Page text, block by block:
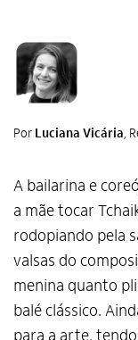
Por Luciana Vicária,
A bailarina e
a mãe tocar
rodopiando pela
valsas do
menina quanto
balé clássico.